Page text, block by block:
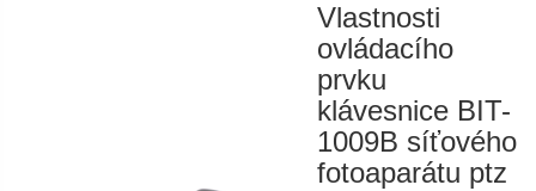
Vlastnosti
ovládacího
prvku
klávesnice BIT-
1009B síťového
fotoaparátu ptz